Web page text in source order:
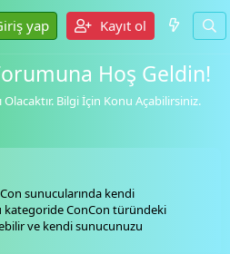
yap Kayıt ol
Hoş Geldin!
Bilgi İçin Konu Açabilirsiniz.
sunucularında kendi
ConCon türündeki
ve kendi sunucunuzu